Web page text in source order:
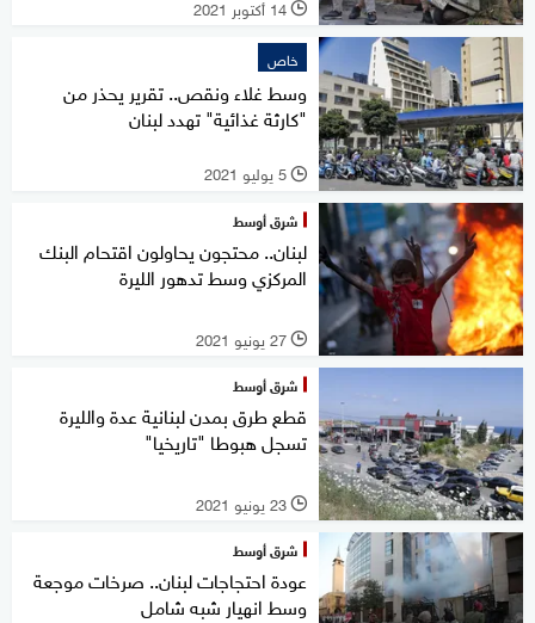
l 14 أكتوبر 2021
خاص
وسط غلاء ونقص.. تقرير يحذر من
"كارثة غذائية" تهدد لبنان
l 5 يوليو 2021
شرق أوسط
لبنان.. محتجون يحاولون اقتحام البنك
المركزي وسط تدهور الليرة
l 27 يونيو 2021
شرق أوسط
قطع طرق بمدن لبنانية عدة والليرة
تسجل هبوطا "تاريخيا"
l 23 يونيو 2021
شرق أوسط
عودة احتجاجات لبنان.. صرخات موجعة
وسط انهيار شبه شامل